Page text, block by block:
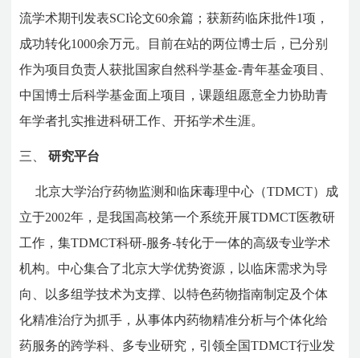
流学术期刊发表SCI论文60余篇；获新药临床批件1项，
成功转化1000余万元。目前在站的两位博士后，已分别
作为项目负责人获批国家自然科学基金-青年基金项目、
中国博士后科学基金面上项目，课题组愿意全力协助青
年学者扎实推进科研工作、开拓学术生涯。
三、研究平台
北京大学治疗药物监测和临床毒理中心（TDMCT）成
立于2002年，是我国高校第一个系统开展TDMCT医教研
工作，集TDMCT科研-服务-转化于一体的高级专业学术
机构。中心集合了北京大学优势资源，以临床需求为导
向、以多组学技术为支撑、以特色药物指南制定及个体
化精准治疗为抓手，从事体内药物精准分析与个体化给
药服务的跨学科、多专业研究，引领全国TDMCT行业发